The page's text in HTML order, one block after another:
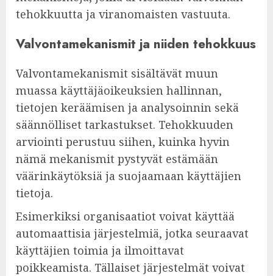
tehokkuutta ja viranomaisten vastuuta.
Valvontamekanismit ja niiden tehokkuus
Valvontamekanismit sisältävät muun
muassa käyttäjäoikeuksien hallinnan,
tietojen keräämisen ja analysoinnin sekä
säännölliset tarkastukset. Tehokkuuden
arviointi perustuu siihen, kuinka hyvin
nämä mekanismit pystyvät estämään
väärinkäytöksiä ja suojaamaan käyttäjien
tietoja.
Esimerkiksi organisaatiot voivat käyttää
automaattisia järjestelmiä, jotka seuraavat
käyttäjien toimia ja ilmoittavat
poikkeamista. Tällaiset järjestelmät voivat